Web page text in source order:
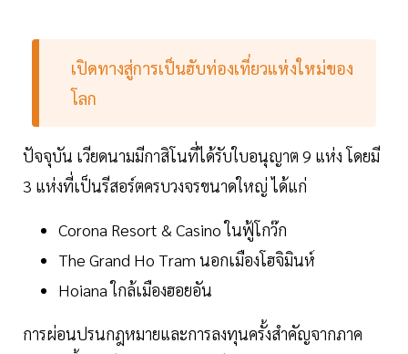
เปิดทางสู่การเป็นฮับท่องเที่ยวแห่งใหม่ของ
โลก
ปัจจุบัน เวียดนามมีกาสิโนที่ได้รับใบอนุญาต 9 แห่ง โดยมี
3 แห่งที่เป็นรีสอร์ตครบวงจรขนาดใหญ่ ได้แก่
Corona Resort & Casino ในฟู้โกว๊ก
The Grand Ho Tram นอกเมืองโฮจิมินห์
Hoiana ใกล้เมืองฮอยอัน
การผ่อนปรนกฎหมายและการลงทุนครั้งสำคัญจากภาค